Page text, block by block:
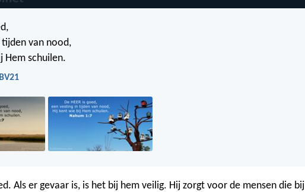
van nood,
Hem schuilen.
Als er gevaar is, is het bij hem veilig. Hij zorgt voor de mensen die bij